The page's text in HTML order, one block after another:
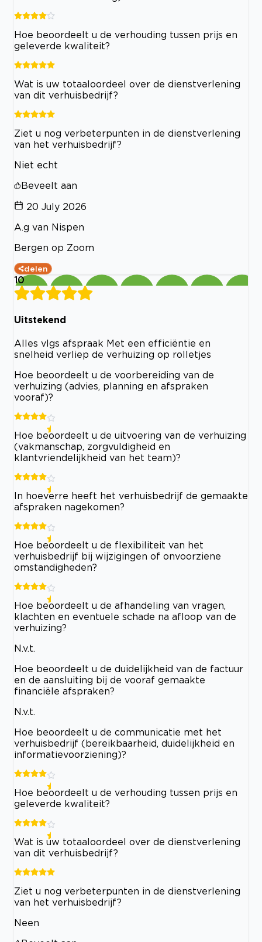
Hoe beoordeelt u de verhouding tussen prijs en
geleverde kwaliteit?
Wat is uw totaaloordeel over de dienstverlening
van dit verhuisbedrijf?
Ziet u nog verbeterpunten in de dienstverlening
van het verhuisbedrijf?
Niet echt
Beveelt aan
20 July 2026
A.g van Nispen
Bergen op Zoom
delen
10
Uitstekend
Alles vlgs afspraak Met een efficiëntie en
snelheid verliep de verhuizing op rolletjes
Hoe beoordeelt u de voorbereiding van de
verhuizing (advies, planning en afspraken
vooraf)?
Hoe beoordeelt u de uitvoering van de verhuizing
(vakmanschap, zorgvuldigheid en
klantvriendelijkheid van het team)?
In hoeverre heeft het verhuisbedrijf de gemaakte
afspraken nagekomen?
Hoe beoordeelt u de flexibiliteit van het
verhuisbedrijf bij wijzigingen of onvoorziene
omstandigheden?
Hoe beoordeelt u de afhandeling van vragen,
klachten en eventuele schade na afloop van de
verhuizing?
N.v.t.
Hoe beoordeelt u de duidelijkheid van de factuur
en de aansluiting bij de vooraf gemaakte
financiële afspraken?
N.v.t.
Hoe beoordeelt u de communicatie met het
verhuisbedrijf (bereikbaarheid, duidelijkheid en
informatievoorziening)?
Hoe beoordeelt u de verhouding tussen prijs en
geleverde kwaliteit?
Wat is uw totaaloordeel over de dienstverlening
van dit verhuisbedrijf?
Ziet u nog verbeterpunten in de dienstverlening
van het verhuisbedrijf?
Neen